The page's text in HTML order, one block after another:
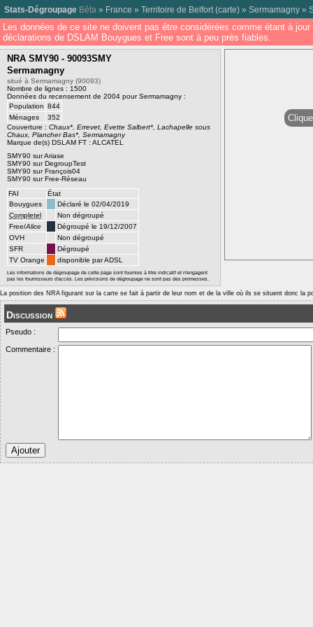
Stats-Dégroupage Bêta » France » Territoire de Belfort (carte) » Sermamagny »
Les données de ce site ne doivent pas être considérées comme étant à
déclarations de DSLAM Bouygues et Free sont à peu près fiables.
NRA SMY90 - 90093SMY
Sermamagny
situé à Sermamagny (90093)
Nombre de lignes : 1500
Données du recensement de 2004 pour Sermamagny :
Population 844
Ménages
352
Couverture : Chaux*, Errevet, Evette Salbert*, Lachapelle sous
Chaux, Plancher Bas*, Sermamagny
Marque de(s) DSLAM FT : ALCATEL
SMY90 sur Ariase
SMY90 sur DegroupTest
SMY90 sur François04
SMY90 sur Free-Réseau
FAI
État
Bouygues
Déclaré le 02/04/2019
Completel
Non dégroupé
Free/Alice
Dégroupé le 19/12/2007
OVH
Non dégroupé
SFR
Dégroupé
TV Orange
disponible par ADSL
Les informations de dégroupage de cette page sont fournies à titre indicatif et n'engagent
pas les fournisseurs d'accès. Les prévisions de dégroupage ne sont pas des promesses.
La position des NRA figurant sur la carte se fait à partir de leur nom et de la ville où ils se situent donc la
Discussion
Pseudo :
Commentaire :